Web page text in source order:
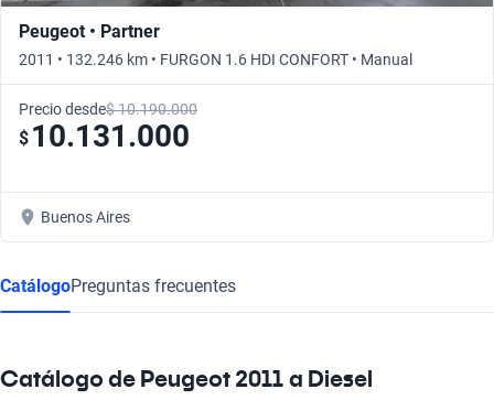
Peugeot • Partner
2011 • 132.246 km • FURGON 1.6 HDI CONFORT • Manual
Precio desde$ 10.190.000
$ 10.131.000
Buenos Aires
CatálogoPreguntas frecuentes
Catálogo de Peugeot 2011 a Diesel